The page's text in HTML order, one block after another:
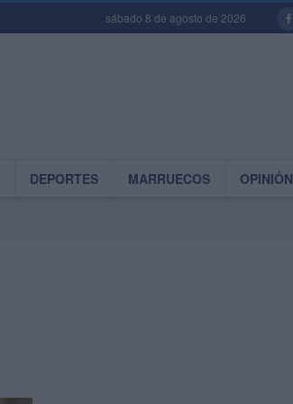
sábado 8 de agosto de 2026
DEPORTES MARRUECOS OPINIÓN